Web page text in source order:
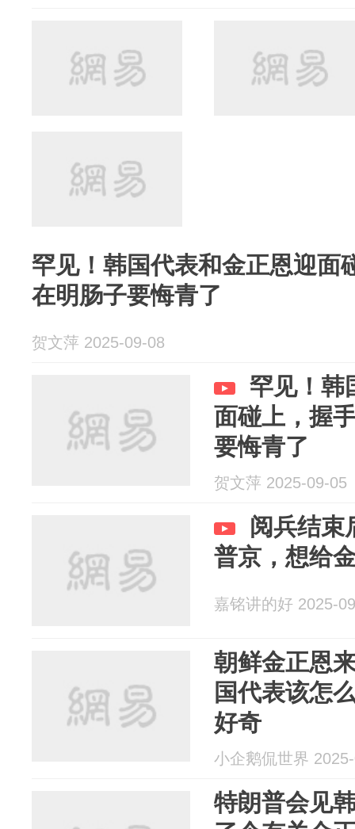
罕见！韩国代表和金正恩迎面
在明肠子要悔青了
贺文萍 2025-09-08
罕见！韩
面碰上，握
要悔青了
贺文萍 2025-09-05
阅兵结束
普京，想给
嘉铭讲的好 2025-
朝鲜金正恩
国代表该怎
好奇
小企鹅侃世界
特朗普会见